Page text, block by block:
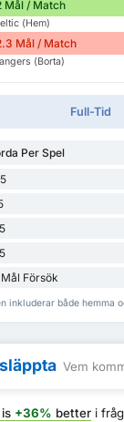
Mål / Match
(Hem)
Mål / Match
(Borta)
Full-Tid
Per Spel
Försök
inkluderar både hemma
Vem
is +36% better i